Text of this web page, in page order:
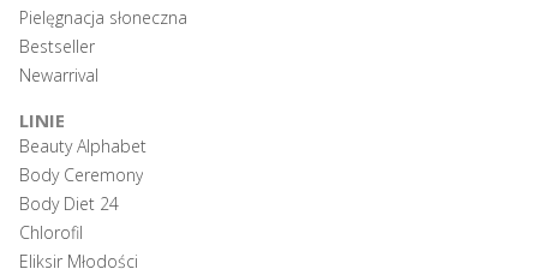
Pielęgnacja słoneczna
Bestseller
Newarrival
LINIE
Beauty Alphabet
Body Ceremony
Body Diet 24
Chlorofil
Eliksir Młodości